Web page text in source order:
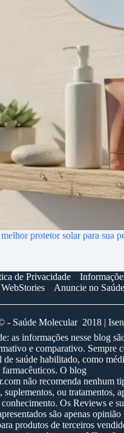
protetor solar para sua
de Privacidade
WebStories
Anuncie no
- Saúde Molecular 2018 |
as informações nesse blog
e comparativo. Sempre
saúde habilitado, como
O blog
não recomenda nenhum
suplementos, ou tratamentos,
Os Reviews e
são apenas opinião
produtos de terceiros